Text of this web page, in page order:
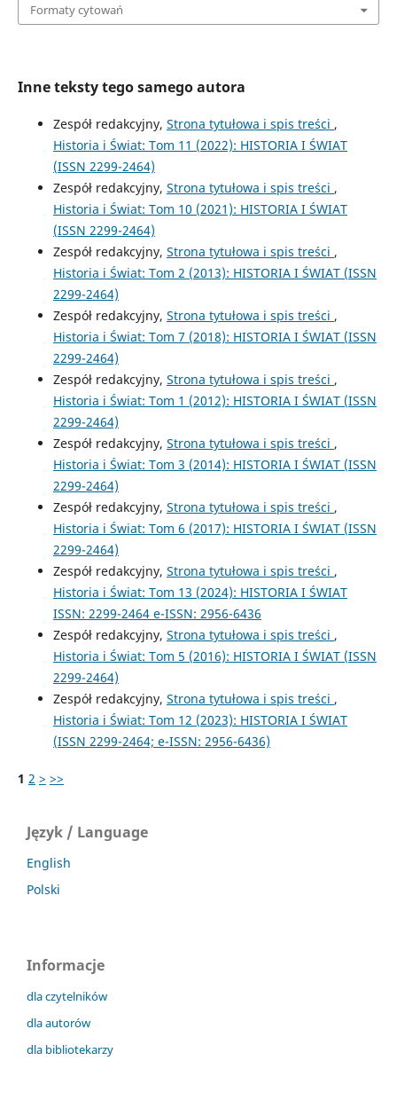
Formaty cytowań
Inne teksty tego samego autora
Zespół redakcyjny, Strona tytułowa i spis treści ,
Historia i Świat: Tom 11 (2022): HISTORIA I ŚWIAT
(ISSN 2299-2464)
Zespół redakcyjny, Strona tytułowa i spis treści ,
Historia i Świat: Tom 10 (2021): HISTORIA I ŚWIAT
(ISSN 2299-2464)
Zespół redakcyjny, Strona tytułowa i spis treści ,
Historia i Świat: Tom 2 (2013): HISTORIA I ŚWIAT (ISSN
2299-2464)
Zespół redakcyjny, Strona tytułowa i spis treści ,
Historia i Świat: Tom 7 (2018): HISTORIA I ŚWIAT (ISSN
2299-2464)
Zespół redakcyjny, Strona tytułowa i spis treści ,
Historia i Świat: Tom 1 (2012): HISTORIA I ŚWIAT (ISSN
2299-2464)
Zespół redakcyjny, Strona tytułowa i spis treści ,
Historia i Świat: Tom 3 (2014): HISTORIA I ŚWIAT (ISSN
2299-2464)
Zespół redakcyjny, Strona tytułowa i spis treści ,
Historia i Świat: Tom 6 (2017): HISTORIA I ŚWIAT (ISSN
2299-2464)
Zespół redakcyjny, Strona tytułowa i spis treści ,
Historia i Świat: Tom 13 (2024): HISTORIA I ŚWIAT
ISSN: 2299-2464 e-ISSN: 2956-6436
Zespół redakcyjny, Strona tytułowa i spis treści ,
Historia i Świat: Tom 5 (2016): HISTORIA I ŚWIAT (ISSN
2299-2464)
Zespół redakcyjny, Strona tytułowa i spis treści ,
Historia i Świat: Tom 12 (2023): HISTORIA I ŚWIAT
(ISSN 2299-2464; e-ISSN: 2956-6436)
1 2 > >>
Język / Language
English
Polski
Informacje
dla czytelników
dla autorów
dla bibliotekarzy